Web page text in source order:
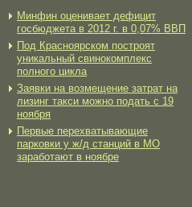
Минфин оценивает дефицит
госбюджета в 2012 г. в 0,07% ВВП
Под Красноярском построят
уникальный свинокомплекс
полного цикла
Заявки на возмещение затрат на
лизинг такси можно подать с 19
ноября
Первые перехватывающие
парковки у ж/д станций в МО
заработают в ноябре